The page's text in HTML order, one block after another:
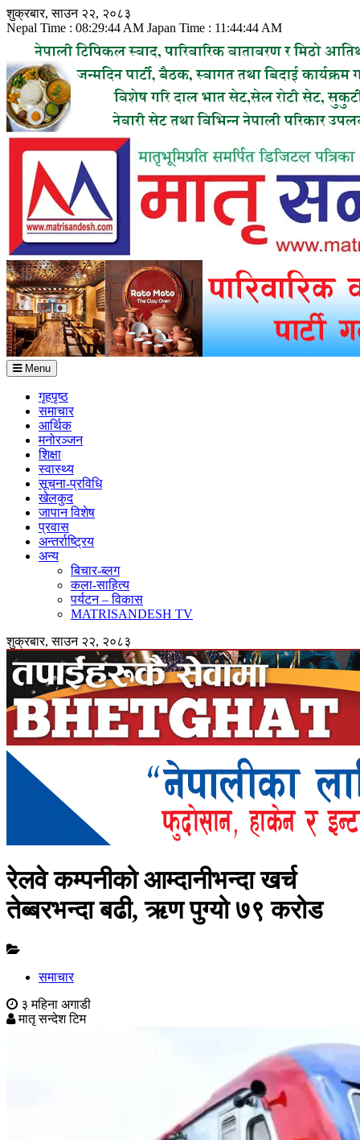
Skip
to
content
शुक्रबार, साउन २२, २०८३
Nepal Time : 08:29:46 AM Japan Time : 11:44:46 AM
Menu
गृहपृष्ठ
समाचार
आर्थिक
मनोरञ्जन
शिक्षा
स्वास्थ्य
सूचना-प्रविधि
खेलकुद
जापान विशेष
प्रवास
अन्तर्राष्ट्रिय
अन्य
बिचार-ब्लग
कला-साहित्य
पर्यटन – विकास
MATRISANDESH TV
शुक्रबार, साउन २२, २०८३
रेलवे कम्पनीको आम्दानीभन्दा खर्च
तेब्बरभन्दा बढी, ऋण पुग्यो ७९ करोड
समाचार
३ महिना अगाडी
मातृ सन्देश टिम